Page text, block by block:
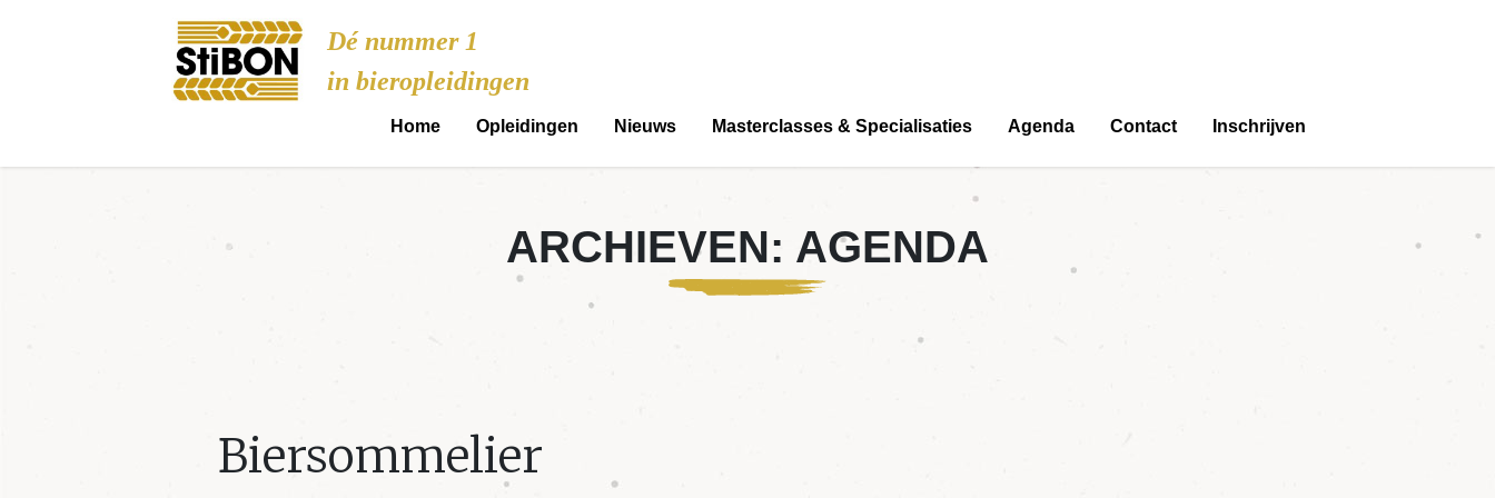
Stibon
Dé nummer 1
in bieropleidingen
Home Opleidingen Nieuws Masterclasses & Specialisaties Agenda Contact Inschrijven
ARCHIEVEN: AGENDA
Biersommelier